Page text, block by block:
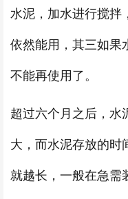
水泥，加水进行搅拌
依然能用，其三如果
不能再使用了。
超过六个月之后，水
大，而水泥存放的时
就越长，一般在急需